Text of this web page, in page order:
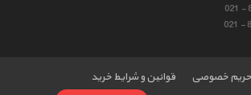
021 -
021 -
حریم خصوصی
قوانین و شرایط خرید